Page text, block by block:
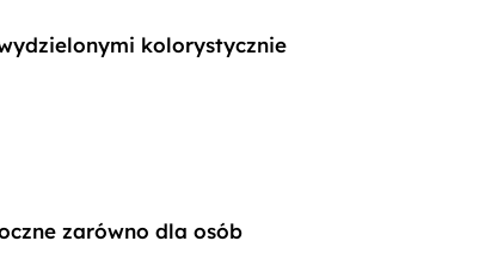
kolorystycznie
zarówno dla osób